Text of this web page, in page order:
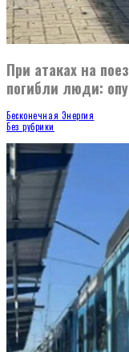
При атаках на
погибли люди:
Бесконечная Энергия
Без рубрики